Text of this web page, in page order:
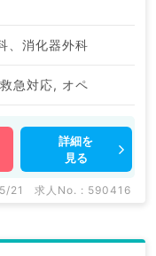
、消化器外科
急対応, オペ
詳細を
見る
21 求人No. : 590416